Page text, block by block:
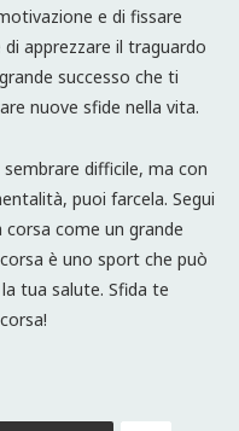
e di fissare
apprezzare il traguardo
successo che ti
nuove sfide nella vita.
difficile, ma con
puoi farcela. Segui
come un grande
è uno sport che può
tua salute. Sfida te